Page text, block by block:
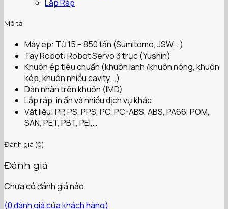
Lắp Ráp
Mô tả
Máy ép: Từ 15 – 850 tấn (Sumitomo, JSW,…)
Tay Robot: Robot Servo 3 trục (Yushin)
Khuôn ép tiêu chuẩn (khuôn lạnh /khuôn nóng, khuôn
kép, khuôn nhiều cavity,…)
Dán nhãn trên khuôn (IMD)
Lắp ráp, in ấn và nhiều dịch vụ khác
Vật liệu: PP, PS, PPS, PC, PC-ABS, ABS, PA66, POM,
SAN, PET, PBT, PEI,…
Đánh giá (0)
Đánh giá
Chưa có đánh giá nào.
(0đánh giá của khách hàng)